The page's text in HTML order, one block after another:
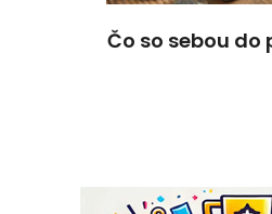
Čo so sebou do